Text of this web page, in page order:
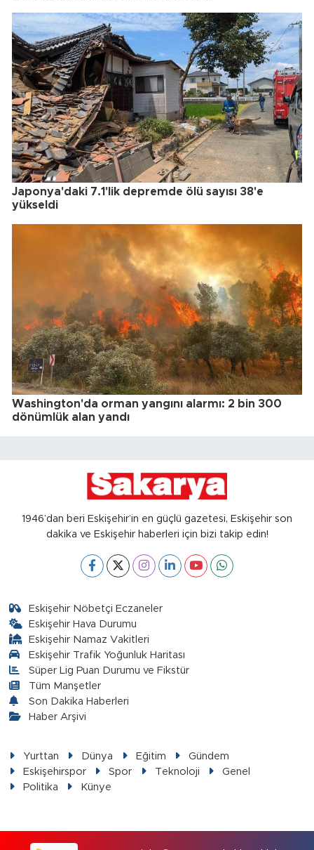
Japonya'daki 7.1'lik depremde ölü sayısı 38'e
yükseldi
Washington'da orman yangını alarmı: 2 bin 300
dönümlük alan yandı
1946’dan beri Eskişehir’in en güçlü gazetesi, Eskişehir son
dakika ve Eskişehir haberleri için bizi takip edin!
Eskişehir Nöbetçi Eczaneler
Eskişehir Hava Durumu
Eskişehir Namaz Vakitleri
Eskişehir Trafik Yoğunluk Haritası
Süper Lig Puan Durumu ve Fikstür
Tüm Manşetler
Son Dakika Haberleri
Haber Arşivi
Yurttan Dünya Eğitim
Gündem
Eskişehirspor
Spor Teknoloji
Genel
Politika
Künye